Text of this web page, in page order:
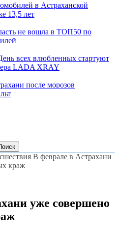
в Астраханской
13,5 лет
не вошла в ТОП50 по
всех влюбленных стартуют
LADA XRAY
после морозов
В феврале в Астрахани
краж
уже совершено